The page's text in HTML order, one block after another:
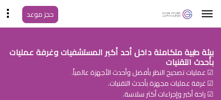
حجز موعد
بيئة طبية متكاملة داخل أحد أكبر المستشفيات وغرفة عمليات
بأحدث التقنيات
☑ عمليات تصحيح النظر بأفضل وأحدث الأجهزة عالمياً.
☑ غرفة عمليات مجهزة بأحدث التقنيات.
☑ راحة أكبر وإجراءات أكثر سلاسة.